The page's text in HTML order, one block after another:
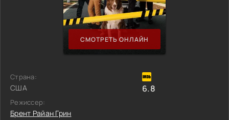
СМОТРЕТЬ ОНЛАЙН
Страна:
США
Режиссер:
Брент Райан Грин
6.8